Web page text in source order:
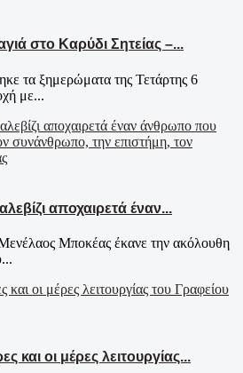
στο Καρύδι Σητείας –...
τα ξημερώματα της Τετάρτης 6
με...
αποχαιρετά έναν...
Μποκέας έκανε την ακόλουθη
και οι μέρες λειτουργίας...